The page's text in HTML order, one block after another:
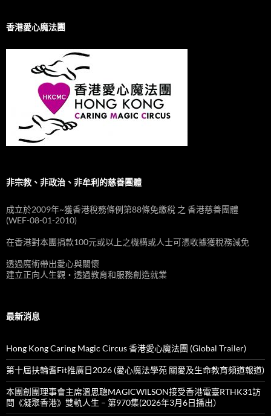
香港愛心魔法團
非宗教、非政治、非牟利的慈善團體
成立於2009年~獲香港稅務條例第88條免繳稅 之 香港慈善團體
(WEF-08-01-2010)
在香港對本團捐款100元或以上之機構或人士可憑收據獲稅務減免
透過魔術帶出愛心與關懷
建立正向人生觀‧透過教育和服務創造就業
最新消息
Hong Kong Caring Magic Circus 香港愛心魔法團 (Global Trailer)
第十屆扶輪耆Fit推廣日2026 (愛心魔法學苑 關愛及生命教育頻道報道)
本團創團理事會主席溫思聰MAGICWILSON接受香港電臺RTHK31訪
問《凝聚香港》雙軌人生 – 第970集(2026年3月6日播出）